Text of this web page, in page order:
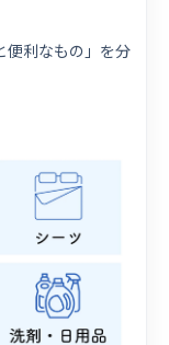
便利なもの」を分